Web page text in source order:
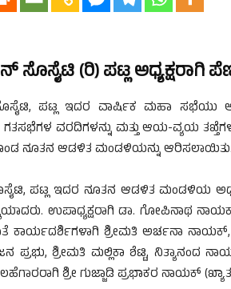
ಸೊಸೈಟಿ (ರಿ) ಪಟ್ಲ ಅಧ್ಯಕ್ಷರಾಗಿ
ಪಟ್ಲ ಇದರ ವಾರ್ಷಿಕ ಮಹಾ ಸಭೆಯು
ಗತಸಭೆಗಳ ವರದಿಗಳನ್ನು ಮತ್ತು ಆಯ-ವ್ಯಯ
ನೂತನ ಆಡಳಿತ ಮಂಡಳಿಯನ್ನು ಆರಿಸಲಾಯಿತು.
ಪಟ್ಲ ಇದರ ನೂತನ ಆಡಳಿತ ಮಂಡಳಿಯ
ಉಪಾಧ್ಯಕ್ಷರಾಗಿ ಡಾ. ಗೋಪಿನಾಥ
ಕಾರ್ಯದರ್ಶಿಗಳಾಗಿ ಶ್ರೀಮತಿ ಅರ್ಚನಾ
ಪ್ರಭು, ಶ್ರೀಮತಿ ಮಲ್ಲಿಕಾ ಶೆಟ್ಟಿ,
ಶ್ರೀ ಗುಜ್ಜಾಡಿ ಪ್ರಭಾಕರ ನಾಯಕ್‌